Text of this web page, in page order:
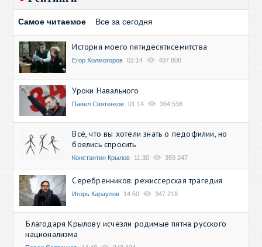
Самое читаемое Все за сегодня
История моего пятидесятисемитства
Егор Холмогоров 02:14 407 806
Уроки Навального
Павел Святенков 01:14 364 538
Всё, что вы хотели знать о педофилии, но
боялись спросить
Константин Крылов 11:30 359 247
Серебренников: режиссерская трагедия
Игорь Караулов 14:50 347 218
Благодаря Крылову исчезли родимые пятна русского
национализма